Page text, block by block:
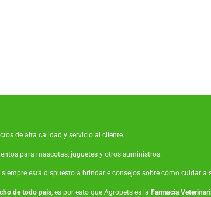
de alta calidad y servicio al cliente.
para mascotas, juguetes y otros suministros.
está dispuesto a brindarle consejos sobre cómo cuidar a
de todo país, es por esto que Agropets es la Farmacia